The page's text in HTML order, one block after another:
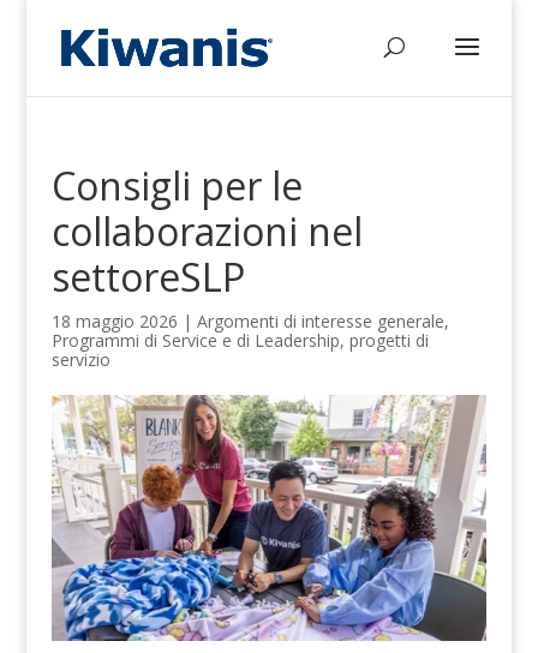
Consigli per le
collaborazioni nel
settoreSLP
18 maggio 2026 | Argomenti di interesse generale,
Programmi di Service e di Leadership, progetti di
servizio